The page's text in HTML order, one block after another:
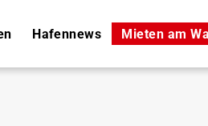
Hafennews Mieten am